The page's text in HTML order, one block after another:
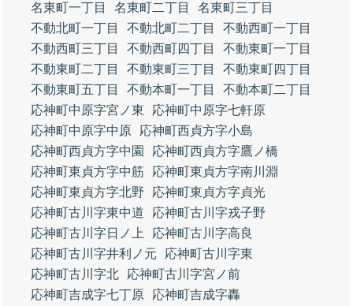
名東町一丁目
名東町二丁目
名東町三丁目
不動北町一丁目
不動北町二丁目
不動西町一丁目
不動西町三丁目
不動西町四丁目
不動東町一丁目
不動東町二丁目
不動東町三丁目
不動東町四丁目
不動東町五丁目
不動本町一丁目
不動本町二丁目
応神町中原字宮ノ東
応神町中原字七軒原
応神町中原字中原
応神町西貞方字小島
応神町西貞方字中園
応神町西貞方字鷹ノ橋
応神町東貞方字中筋
応神町東貞方字南川淵
応神町東貞方字北野
応神町東貞方字貞光
応神町古川字東中道
応神町古川字戎子野
応神町古川字日ノ上
応神町古川字高良
応神町古川字井利ノ元
応神町古川字東
応神町古川字北
応神町古川字宮ノ前
応神町吉成字七丁原
応神町吉成字轟